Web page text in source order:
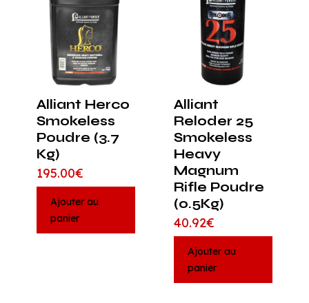
Alliant Herco
Smokeless
Poudre (3.7
Kg)
195.00€
Ajouter au
panier
Alliant
Reloder 25
Smokeless
Heavy
Magnum
Rifle Poudre
(0.5Kg)
40.92€
Ajouter au
panier